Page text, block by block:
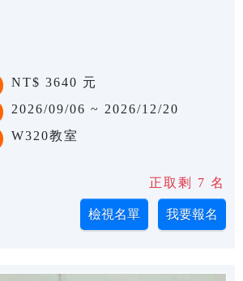
NT$ 3640 元
2026/09/06 ~ 2026/12/20
W320教室
正取剩 7 名